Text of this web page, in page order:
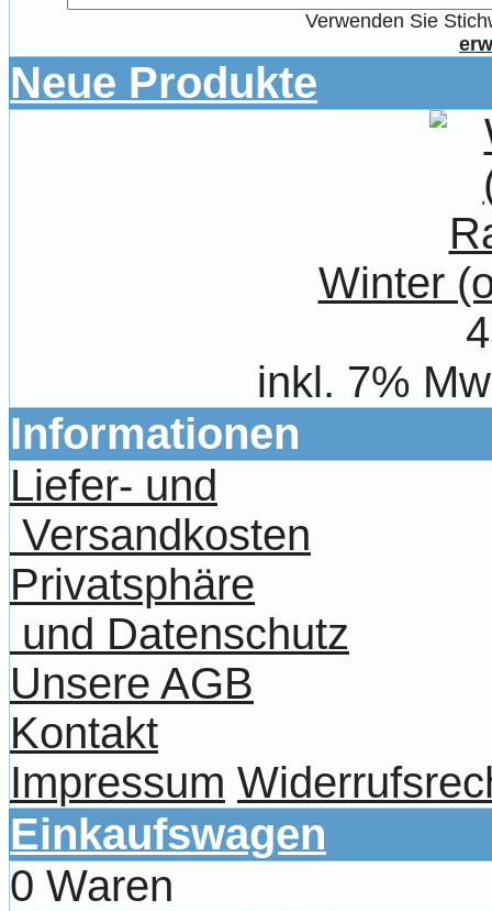
Verwenden Sie
Neue Produkte
Winter
inkl. 7%
Informationen
Liefer- und
Versandkosten
Privatsphäre
und Datenschutz
Unsere AGB
Kontakt
Impressum
Einkaufswagen
0 Waren